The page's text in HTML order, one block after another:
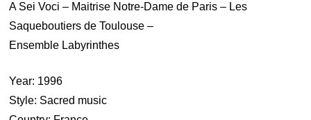
A Sei Voci – Maitrise Notre-Dame de Paris – Les
Saqueboutiers de Toulouse –
Ensemble Labyrinthes
Year: 1996
Style: Sacred music